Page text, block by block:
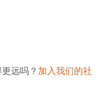
远吗？ 加入我们的社